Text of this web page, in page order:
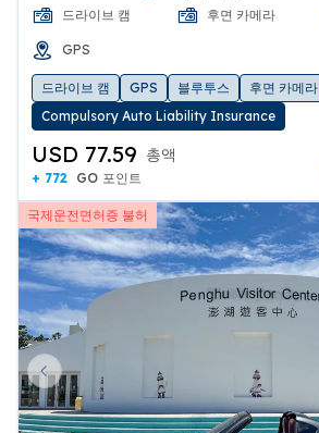
드라이브 캠
후면 카메라
GPS
드라이브 캠 GPS 블루투스
후면 카메라
Compulsory Auto Liability Insurance
USD 77.59 총액
+ 772 GO 포인트
국제운전면허증 불허
Previous slide